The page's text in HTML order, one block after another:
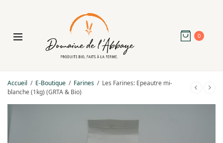
0
Accueil / E-Boutique / Farines / Les Farines: Epeautre mi-
blanche (1kg) (GRTA & Bio)